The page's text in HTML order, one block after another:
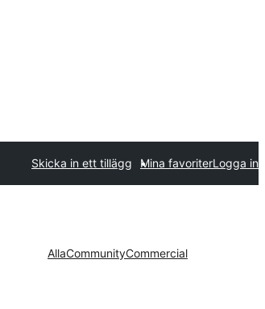
Skicka in ett tillägg Mina favoriterLogga in
AllaCommunityCommercial